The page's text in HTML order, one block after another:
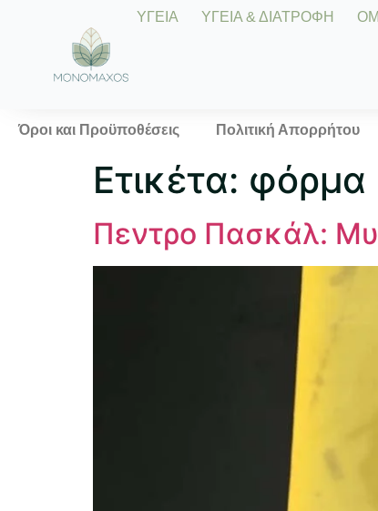
ΥΓΕΙΑ ΥΓΕΙΑ & ΔΙΑΤΡΟΦΗ
Όροι και Προϋποθέσεις Πολιτική Απορρήτου
Ετικέτα: φόρμα
Πεντρο Πασκάλ: